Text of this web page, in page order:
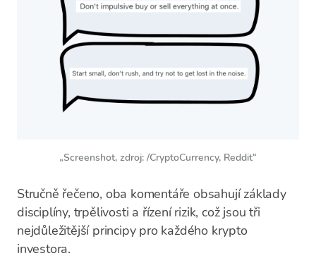
„Screenshot, zdroj: /CryptoCurrency, Reddit“
Stručně řečeno, oba komentáře obsahují základy
disciplíny, trpělivosti a řízení rizik, což jsou tři
nejdůležitější principy pro každého krypto
investora.